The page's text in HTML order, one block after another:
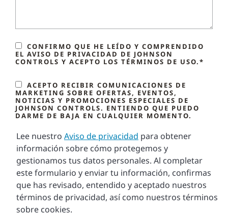
CONFIRMO QUE HE LEÍDO Y COMPRENDIDO
EL AVISO DE PRIVACIDAD DE JOHNSON
CONTROLS Y ACEPTO LOS TÉRMINOS DE USO.*
ACEPTO RECIBIR COMUNICACIONES DE
MARKETING SOBRE OFERTAS, EVENTOS,
NOTICIAS Y PROMOCIONES ESPECIALES DE
JOHNSON CONTROLS. ENTIENDO QUE PUEDO
DARME DE BAJA EN CUALQUIER MOMENTO.
Lee nuestro Aviso de privacidad para obtener
información sobre cómo protegemos y
gestionamos tus datos personales. Al completar
este formulario y enviar tu información, confirmas
que has revisado, entendido y aceptado nuestros
términos de privacidad, así como nuestros términos
sobre cookies.